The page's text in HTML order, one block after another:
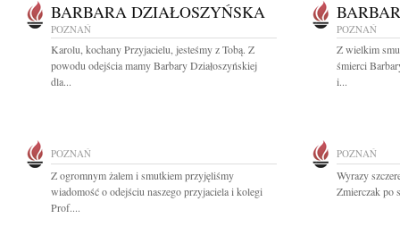
BARBARA DZIAŁOSZYŃSKA
POZNAŃ
Karolu, kochany Przyjacielu, jesteśmy z Tobą. Z
powodu odejścia mamy Barbary Działoszyńskiej
dla...
POZNAŃ
Z wielkim
śmierci
i...
POZNAŃ
Z ogromnym żalem i smutkiem przyjęliśmy
wiadomość o odejściu naszego przyjaciela i kolegi
Prof....
POZNAŃ
Wyrazy
Zmierczak po